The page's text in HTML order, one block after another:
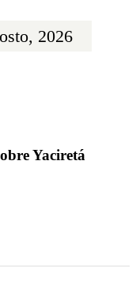
2026
Yaciretá